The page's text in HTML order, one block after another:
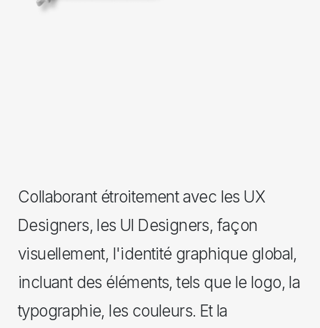
Collaborant étroitement avec les UX
Designers, les UI Designers, façon
visuellement, l'identité graphique global,
incluant des éléments, tels que le logo, la
typographie, les couleurs. Et la